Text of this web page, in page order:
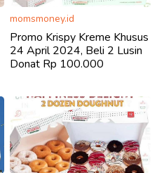
momsmoney.id
Promo Krispy Kreme Khusus
24 April 2024, Beli 2 Lusin
Donat Rp 100.000